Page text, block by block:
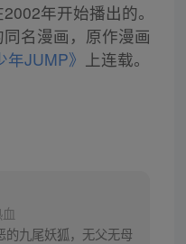
年开始播出的。
名漫画，原作漫画
年JUMP》 上连载。
的九尾妖狐，无父无母